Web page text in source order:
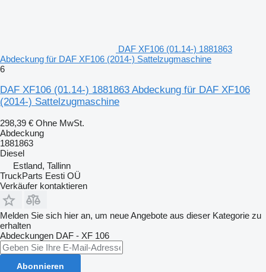
DAF XF106 (01.14-) 1881863
Abdeckung für DAF XF106 (2014-) Sattelzugmaschine
6
DAF XF106 (01.14-) 1881863 Abdeckung für DAF XF106
(2014-) Sattelzugmaschine
298,39 € Ohne MwSt.
Abdeckung
1881863
Diesel
Estland, Tallinn
TruckParts Eesti OÜ
Verkäufer kontaktieren
Melden Sie sich hier an, um neue Angebote aus dieser Kategorie zu
erhalten
Abdeckungen DAF - XF 106
Abonnieren